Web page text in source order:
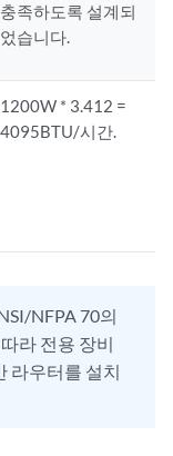
충족하도록 설계되
었습니다.
1200W * 3.412 =
4095BTU/시간.
NFPA 70의
라 전용 장비
라우터를 설치